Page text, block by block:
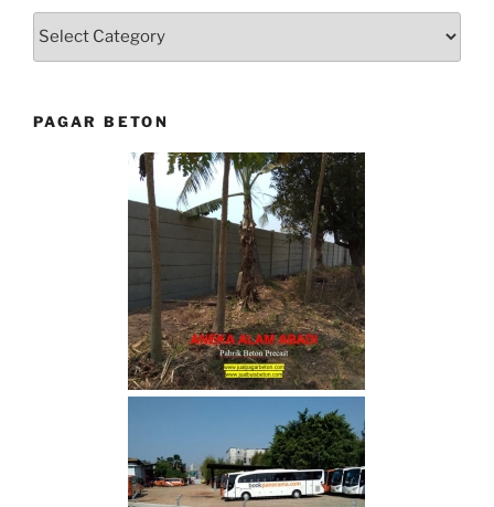
Categories
PAGAR BETON